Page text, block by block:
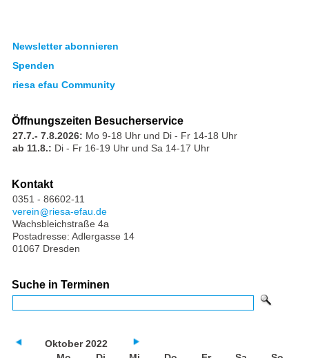
Newsletter abonnieren
Spenden
riesa efau Community
Öffnungszeiten Besucherservice
27.7.- 7.8.2026: Mo 9-18 Uhr und Di - Fr 14-18 Uhr
ab 11.8.: Di - Fr 16-19 Uhr und Sa 14-17 Uhr
Kontakt
0351 - 86602-11
verein
riesa-efau.de
Wachsbleichstraße 4a
Postadresse: Adlergasse 14
01067 Dresden
Suche in Terminen
Oktober 2022